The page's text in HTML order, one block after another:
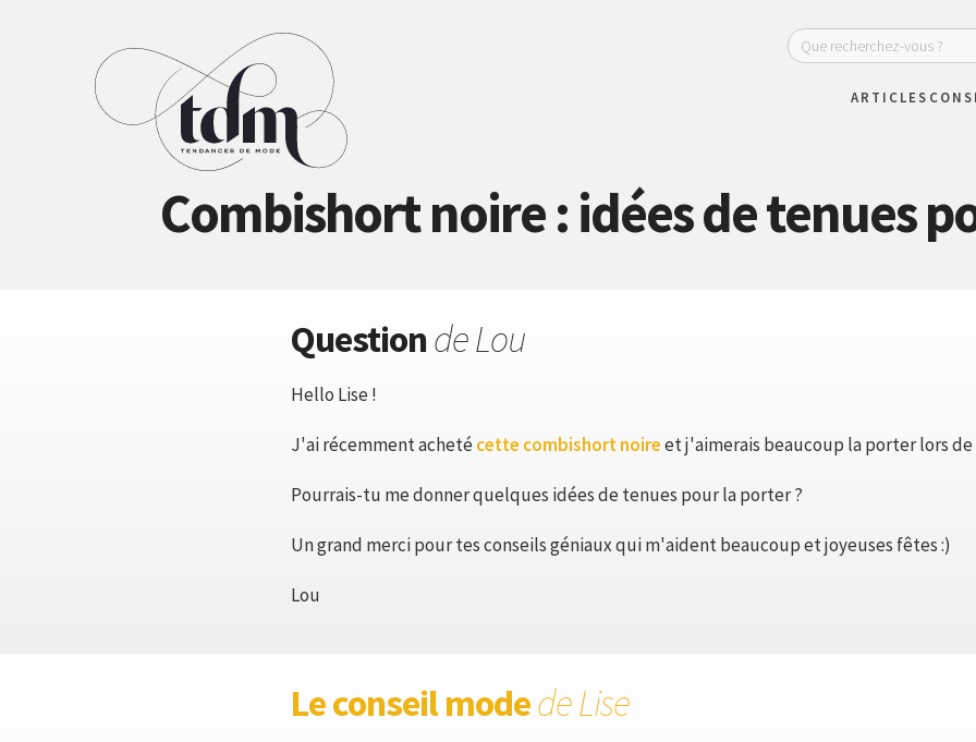
ARTICLES
Combishort noire : idées de tenues
Questionde Lou
Hello Lise !
J'ai récemment achetécette combishort noireet j'aimerais beaucoup la porter lors de
Pourrais-tu me donner quelques idées de tenues pour la porter ?
Un grand merci pour tes conseils géniaux qui m'aident beaucoup et joyeuses fêtes :)
Lou
Le conseil modede Lise